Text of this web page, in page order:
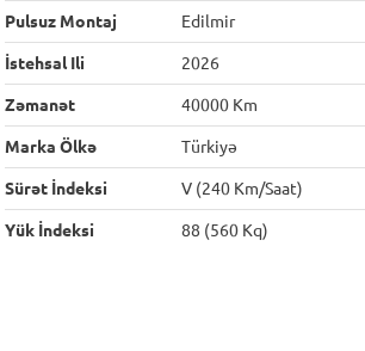
Pulsuz Montaj Edilmir
İstehsal Ili 2026
Zəmanət 40000 Km
Marka Ölkə Türkiyə
Sürət İndeksi V (240 Km/saat)
Yük İndeksi 88 (560 Kq)